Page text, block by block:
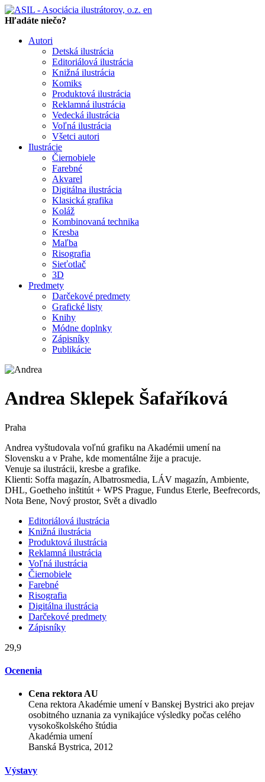
en
Hľadáte niečo?
Autori
Detská ilustrácia
Editoriálová ilustrácia
Knižná ilustrácia
Komiks
Produktová ilustrácia
Reklamná ilustrácia
Vedecká ilustrácia
Voľná ilustrácia
Všetci autori
Ilustrácie
Čiernobiele
Farebné
Akvarel
Digitálna ilustrácia
Klasická grafika
Koláž
Kombinovaná technika
Kresba
Maľba
Risografia
Sieťotlač
3D
Predmety
Darčekové predmety
Grafické listy
Knihy
Módne doplnky
Zápisníky
Publikácie
Andrea Sklepek Šafaříková
Praha
Andrea vyštudovala voľnú grafiku na Akadémii umení na
Slovensku a v Prahe, kde momentálne žije a pracuje.
Venuje sa ilustrácii, kresbe a grafike.
Klienti: Soffa magazín, Albatrosmedia, LÁV magazín, Ambiente,
DHL, Goetheho inštitút + WPS Prague, Fundus Eterle, Beefrecords,
Nota Bene, Nový prostor, Svět a divadlo
Editoriálová ilustrácia
Knižná ilustrácia
Produktová ilustrácia
Reklamná ilustrácia
Voľná ilustrácia
Čiernobiele
Farebné
Risografia
Digitálna ilustrácia
Darčekové predmety
Zápisníky
29,9
Ocenenia
Cena rektora AU
Cena rektora Akadémie umení v Banskej Bystrici ako prejav
osobitného uznania za vynikajúce výsledky počas celého
vysokoškolského štúdia
Akadémia umení
Banská Bystrica, 2012
Výstavy